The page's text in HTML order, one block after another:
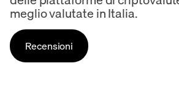
meglio valutate in Italia.
Recensioni